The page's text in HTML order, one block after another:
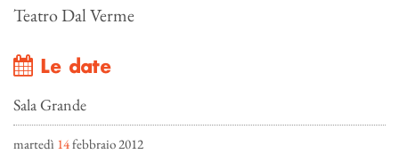
Teatro Dal Verme
Le date
Sala Grande
martedì 14febbraio 2012